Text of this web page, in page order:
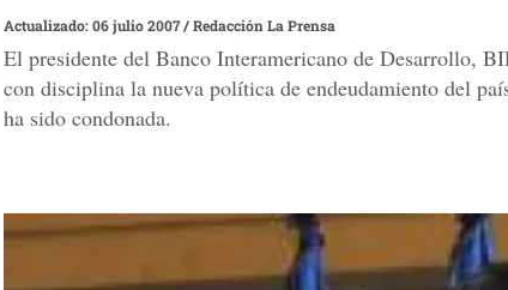
Actualizado: 06 julio 2007/Redacción La Prensa
El presidente del Banco Interamericano de Desarrollo,
con disciplina la nueva política de endeudamiento del
ha sido condonada.